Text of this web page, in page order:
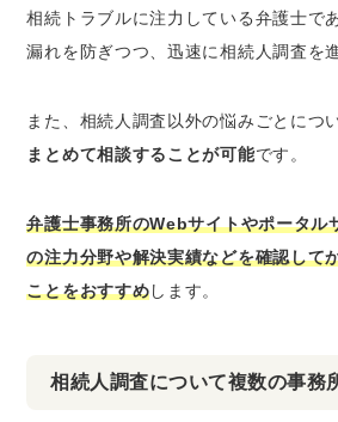
相続トラブルに注力している弁護士で
漏れを防ぎつつ、迅速に相続人調査を
また、相続人調査以外の悩みごとにつ
まとめて相談することが可能です。
弁護士事務所のWebサイトやポータル
の注力分野や解決実績などを確認して
ことをおすすめします。
相続人調査について複数の事務